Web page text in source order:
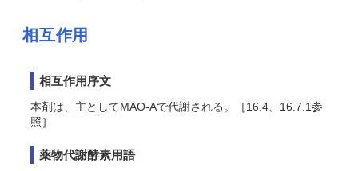
相互作用
相互作用序文
本剤は、主としてMAO-Aで代謝される。［16.4、16.7.1参
照］
薬物代謝酵素用語